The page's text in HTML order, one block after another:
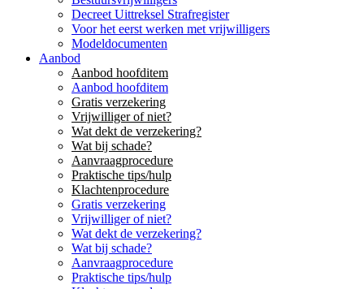
Decreet Uittreksel Strafregister
Voor het eerst werken met vrijwilligers
Modeldocumenten
Aanbod
Aanbod hoofditem
Aanbod hoofditem
Gratis verzekering
Vrijwilliger of niet?
Wat dekt de verzekering?
Wat bij schade?
Aanvraagprocedure
Praktische tips/hulp
Klachtenprocedure
Gratis verzekering
Vrijwilliger of niet?
Wat dekt de verzekering?
Wat bij schade?
Aanvraagprocedure
Praktische tips/hulp